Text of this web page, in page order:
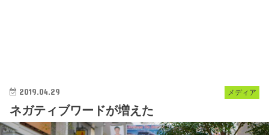
メディア
2019.04.29
ネガティブワードが増えた